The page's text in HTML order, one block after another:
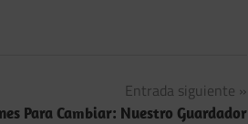
Entrada siguiente
Para Cambiar: Nuestro Guardador